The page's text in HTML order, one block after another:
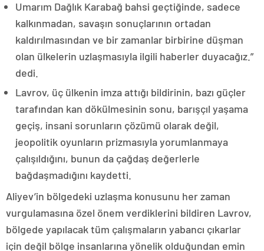
Umarım Dağlık Karabağ bahsi geçtiğinde, sadece
kalkınmadan, savaşın sonuçlarının ortadan
kaldırılmasından ve bir zamanlar birbirine düşman
olan ülkelerin uzlaşmasıyla ilgili haberler duyacağız.”
dedi.
Lavrov, üç ülkenin imza attığı bildirinin, bazı güçler
tarafından kan dökülmesinin sonu, barışçıl yaşama
geçiş, insani sorunların çözümü olarak değil,
jeopolitik oyunların prizmasıyla yorumlanmaya
çalışıldığını, bunun da çağdaş değerlerle
bağdaşmadığını kaydetti.
Aliyev’in bölgedeki uzlaşma konusunu her zaman
vurgulamasına özel önem verdiklerini bildiren Lavrov,
bölgede yapılacak tüm çalışmaların yabancı çıkarlar
için değil bölge insanlarına yönelik olduğundan emin